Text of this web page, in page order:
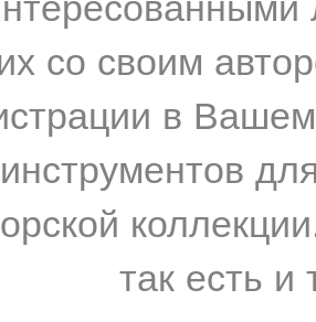
со своим
в
инструментов
так есть и